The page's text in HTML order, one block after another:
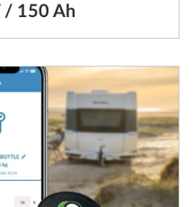
/ 150 Ah